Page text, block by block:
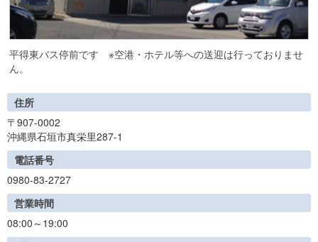
平得東バス停前です ※空港・ホテル等への送迎は行っておりませ
ん。
住所
〒907-0002
沖縄県石垣市真栄里287-1
電話番号
0980-83-2727
営業時間
08:00～19:00